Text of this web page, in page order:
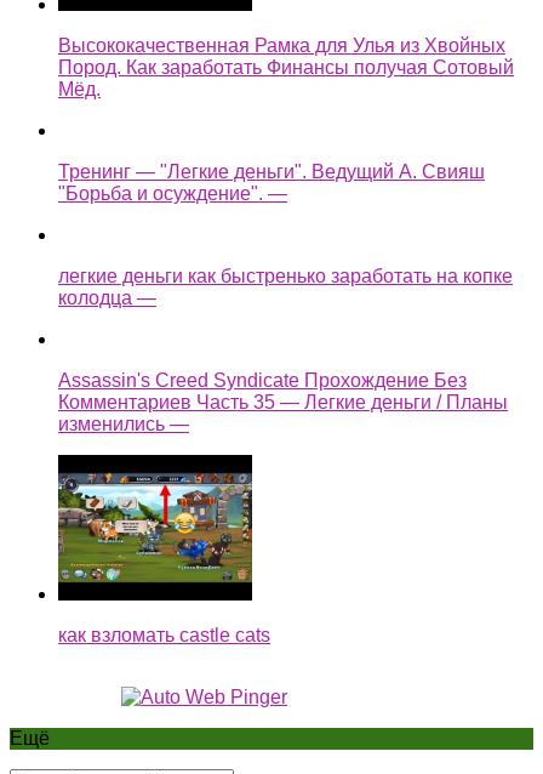
Высококачественная Рамка для Улья из Хвойных
Пород. Как заработать Финансы получая Сотовый
Мёд.
Тренинг — "Легкие деньги". Ведущий А. Свияш
"Борьба и осуждение". —
легкие деньги как быстренько заработать на копке
колодца —
Assassin's Creed Syndicate Прохождение Без
Комментариев Часть 35 — Легкие деньги / Планы
изменились —
как взломать castle cats
Ещё